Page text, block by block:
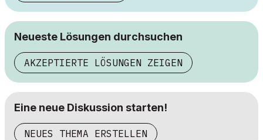
Neueste Lösungen durchsuchen
AKZEPTIERTE LÖSUNGEN ZEIGEN
Eine neue Diskussion starten!
NEUES THEMA ERSTELLEN